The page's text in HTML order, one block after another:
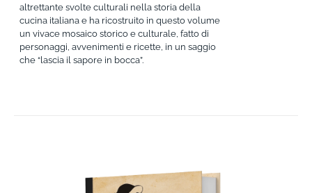
altrettante svolte culturali nella storia della
cucina italiana e ha ricostruito in questo volume
un vivace mosaico storico e culturale, fatto di
personaggi, avvenimenti e ricette, in un saggio
che “lascia il sapore in bocca”.